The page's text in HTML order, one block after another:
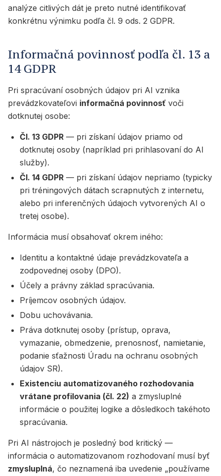
analýze citlivých dát je preto nutné identifikovať
konkrétnu výnimku podľa čl. 9 ods. 2 GDPR.
Informačná povinnosť podľa čl. 13 a
14 GDPR
Pri spracúvaní osobných údajov pri AI vznika
prevádzkovateľovi informačná povinnosť voči
dotknutej osobe:
Čl. 13 GDPR — pri získaní údajov priamo od
dotknutej osoby (napríklad pri prihlasovaní do AI
služby).
Čl. 14 GDPR — pri získaní údajov nepriamo (typicky
pri tréningových dátach scrapnutých z internetu,
alebo pri inferenčných údajoch vytvorených AI o
tretej osobe).
Informácia musí obsahovať okrem iného:
Identitu a kontaktné údaje prevádzkovateľa a
zodpovednej osoby (DPO).
Účely a právny základ spracúvania.
Príjemcov osobných údajov.
Dobu uchovávania.
Práva dotknutej osoby (prístup, oprava,
vymazanie, obmedzenie, prenosnosť, namietanie,
podanie sťažnosti Úradu na ochranu osobných
údajov SR).
Existenciu automatizovaného rozhodovania
vrátane profilovania (čl. 22) a zmysluplné
informácie o použitej logike a dôsledkoch takéhoto
spracúvania.
Pri AI nástrojoch je posledný bod kritický —
informácia o automatizovanom rozhodovaní musí byť
zmysluplná, čo neznamená iba uvedenie „používame